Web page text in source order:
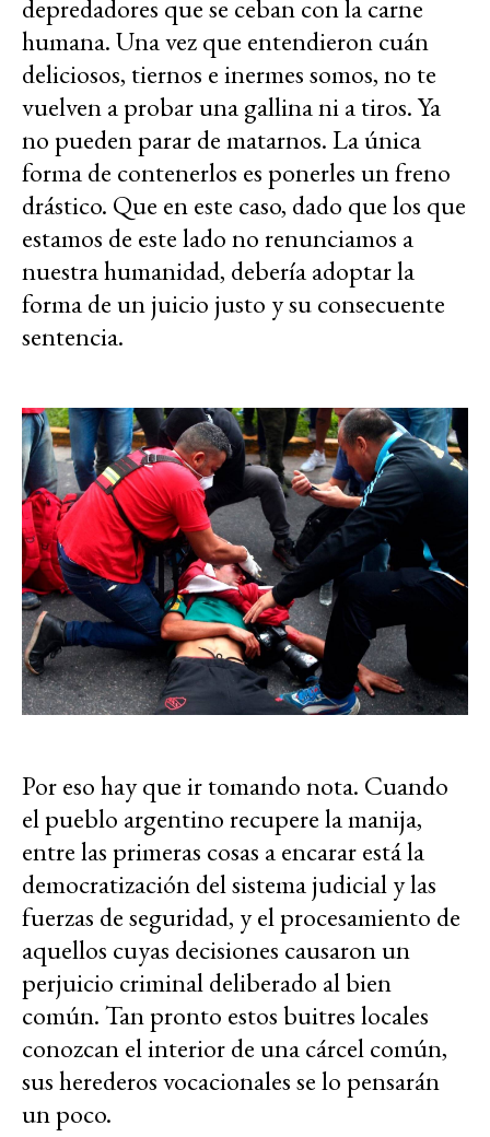
depredadores que se ceban con la carne
humana. Una vez que entendieron cuán
deliciosos, tiernos e inermes somos, no te
vuelven a probar una gallina ni a tiros. Ya
no pueden parar de matarnos. La única
forma de contenerlos es ponerles un freno
drástico. Que en este caso, dado que los que
estamos de este lado no renunciamos a
nuestra humanidad, debería adoptar la
forma de un juicio justo y su consecuente
sentencia.
Por eso hay que ir tomando nota. Cuando
el pueblo argentino recupere la manija,
entre las primeras cosas a encarar está la
democratización del sistema judicial y las
fuerzas de seguridad, y el procesamiento de
aquellos cuyas decisiones causaron un
perjuicio criminal deliberado al bien
común. Tan pronto estos buitres locales
conozcan el interior de una cárcel común,
sus herederos vocacionales se lo pensarán
un poco.